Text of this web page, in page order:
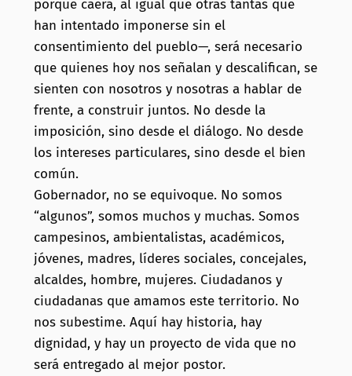
porque caerá, al igual que otras tantas que
han intentado imponerse sin el
consentimiento del pueblo—, será necesario
que quienes hoy nos señalan y descalifican, se
sienten con nosotros y nosotras a hablar de
frente, a construir juntos. No desde la
imposición, sino desde el diálogo. No desde
los intereses particulares, sino desde el bien
común.
Gobernador, no se equivoque. No somos
“algunos”, somos muchos y muchas. Somos
campesinos, ambientalistas, académicos,
jóvenes, madres, líderes sociales, concejales,
alcaldes, hombre, mujeres. Ciudadanos y
ciudadanas que amamos este territorio. No
nos subestime. Aquí hay historia, hay
dignidad, y hay un proyecto de vida que no
será entregado al mejor postor.